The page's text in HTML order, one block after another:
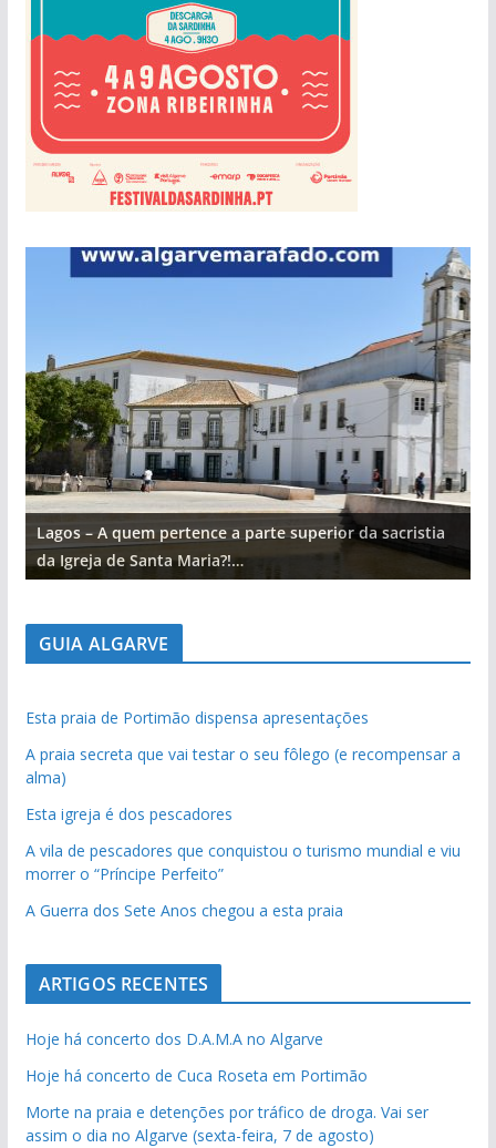
Lagos – A quem pertence a parte superior da sacristia
da Igreja de Santa Maria?!…
GUIA ALGARVE
Esta praia de Portimão dispensa apresentações
A praia secreta que vai testar o seu fôlego (e recompensar a
alma)
Esta igreja é dos pescadores
A vila de pescadores que conquistou o turismo mundial e viu
morrer o “Príncipe Perfeito”
A Guerra dos Sete Anos chegou a esta praia
ARTIGOS RECENTES
Hoje há concerto dos D.A.M.A no Algarve
Hoje há concerto de Cuca Roseta em Portimão
Morte na praia e detenções por tráfico de droga. Vai ser
assim o dia no Algarve (sexta-feira, 7 de agosto)